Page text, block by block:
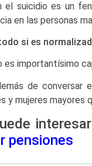
el suicidio es un
en las personas
si es
es importantísimo
de conversar
y mujeres mayores
pensiones